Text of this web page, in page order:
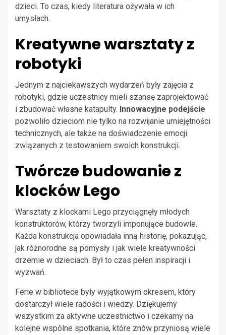
dzieci. To czas, kiedy literatura ożywała w ich
umysłach.
Kreatywne warsztaty z
robotyki
Jednym z najciekawszych wydarzeń były zajęcia z
robotyki, gdzie uczestnicy mieli szansę zaprojektować
i zbudować własne katapulty. Innowacyjne podejście
pozwoliło dzieciom nie tylko na rozwijanie umiejętności
technicznych, ale także na doświadczenie emocji
związanych z testowaniem swoich konstrukcji.
Twórcze budowanie z
klocków Lego
Warsztaty z klockami Lego przyciągnęły młodych
konstruktorów, którzy tworzyli imponujące budowle.
Każda konstrukcja opowiadała inną historię, pokazując,
jak różnorodne są pomysły i jak wiele kreatywności
drzemie w dzieciach. Był to czas pełen inspiracji i
wyzwań.
Ferie w bibliotece były wyjątkowym okresem, który
dostarczył wiele radości i wiedzy. Dziękujemy
wszystkim za aktywne uczestnictwo i czekamy na
kolejne wspólne spotkania, które znów przyniosą wiele